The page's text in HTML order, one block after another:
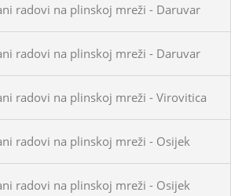
radovi na plinskoj mreži - Daruvar
radovi na plinskoj mreži - Daruvar
radovi na plinskoj mreži - Virovitica
radovi na plinskoj mreži - Osijek
radovi na plinskoj mreži - Osijek